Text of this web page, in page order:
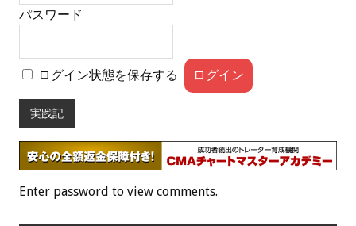
パスワード
ログイン状態を保存する
実践記
Enter password to view comments.